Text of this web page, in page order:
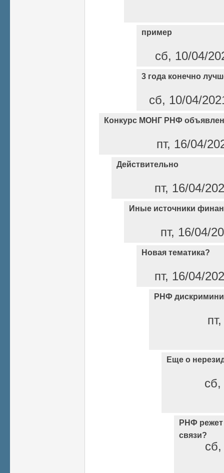
пример
сб, 10/04/
3 года конечно
сб, 10/04/
Конкурс МОНГ РНФ объявлен
пт, 16/04/
Действительно
пт, 16/04/
Иные источники
пт, 16/04/
Новая тематика?
пт, 16/04/
РНФ
Еще о
РНФ
связи?